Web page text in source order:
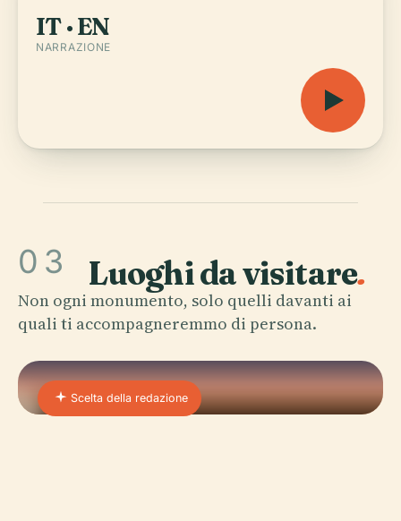
IT · EN
NARRAZIONE
03 Luoghi da visitare.
Non ogni monumento, solo quelli davanti ai
quali ti accompagneremmo di persona.
Scelta della redazione